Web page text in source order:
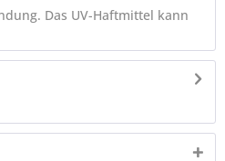
Das UV-Haftmittel kann